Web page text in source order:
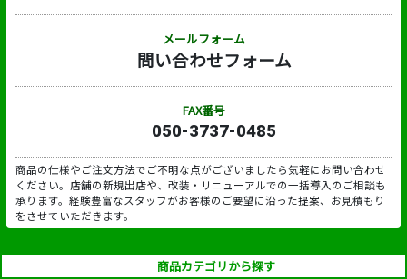
メールフォーム
問い合わせフォーム
FAX番号
050-3737-0485
商品の仕様やご注文方法でご不明な点がございましたら気軽にお問い合わせ
ください。店舗の新規出店や、改装・リニューアルでの一括導入のご相談も
承ります。経験豊富なスタッフがお客様のご要望に沿った提案、お見積もり
をさせていただきます。
商品カテゴリから探す